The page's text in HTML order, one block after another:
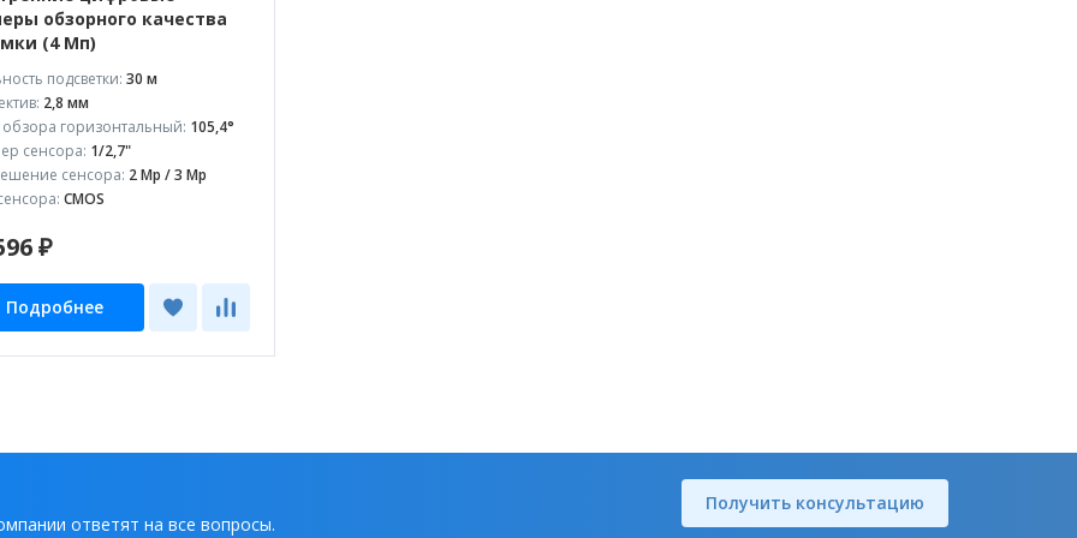
обзорного качества
(4 Мп)
подсветки: 30 м
2,8 мм
обзора горизонтальный: 105,4°
сенсора: 1/2,7"
сенсора: 2 Mp / 3 Mp
CMOS
₽
Подробнее
ответят на все вопросы.
Получить консультацию